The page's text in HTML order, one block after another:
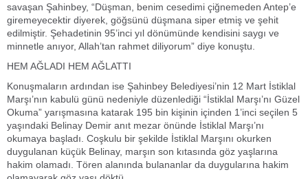
savaşan Şahinbey, “Düşman, benim cesedimi çiğnemeden Antep’e
giremeyecektir diyerek, göğsünü düşmana siper etmiş ve şehit
edilmiştir. Şehadetinin 95’inci yıl dönümünde kendisini saygı ve
minnetle anıyor, Allah’tan rahmet diliyorum” diye konuştu.
HEM AĞLADI HEM AĞLATTI
Konuşmaların ardından ise Şahinbey Belediyesi’nin 12 Mart İstiklal
Marşı’nın kabulü günü nedeniyle düzenlediği “İstiklal Marşı’nı Güzel
Okuma” yarışmasına katarak 195 bin kişinin içinden 1’inci seçilen 5
yaşındaki Belinay Demir anıt mezar önünde İstiklal Marşı’nı
okumaya başladı. Coşkulu bir şekilde İstiklal Marşını okurken
duygulanan küçük Belinay, marşın son kıtasında göz yaşlarına
hakim olamadı. Tören alanında bulananlar da duygularına hakim